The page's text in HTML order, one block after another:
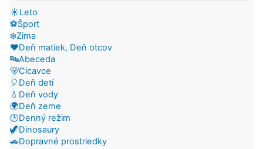
☀️Leto
⚽Šport
❄️Zima
❤️Deň matiek, Deň otcov
🔤Abeceda
🐻Cicavce
🎈Deň detí
💧Deň vody
🌍Deň zeme
🕒Denný režim
🦖Dinosaury
🚗Dopravné prostriedky